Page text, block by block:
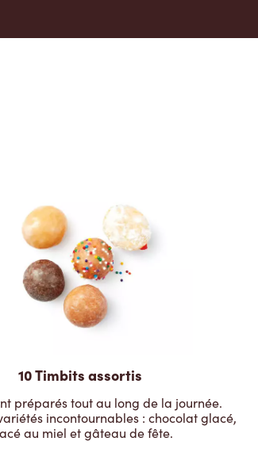
10 Timbits assortis
préparés tout au long de la journée.
incontournables : chocolat glacé,
au miel et gâteau de fête.